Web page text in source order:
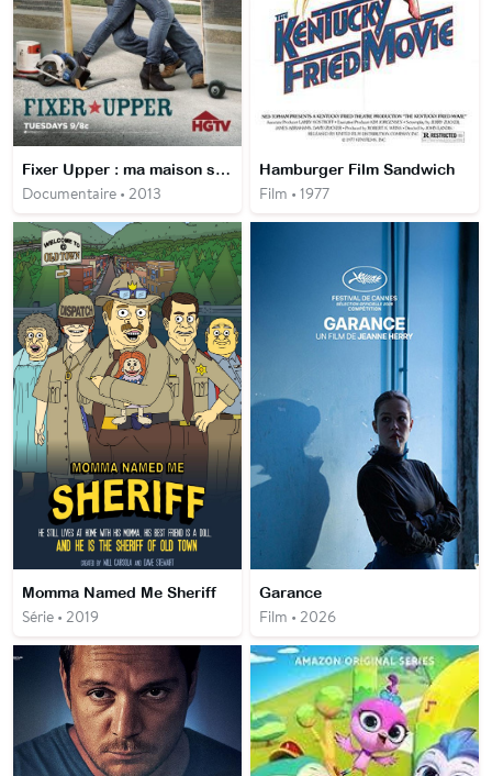
Fixer Upper : ma maison sur mesure
Documentaire • 2013
Hamburger Film Sandwich
Film • 1977
Momma Named Me Sheriff
Série • 2019
Garance
Film • 2026